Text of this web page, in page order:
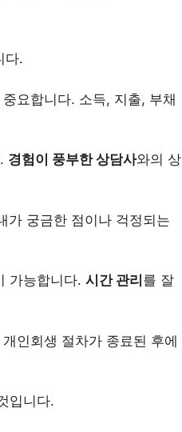
다.
요합니다. 소득, 지출, 부채
경험이 풍부한 상담사와의 상
가 궁금한 점이나 걱정되는
가능합니다. 시간 관리 를 잘
인회생 절차가 종료된 후에
입니다.